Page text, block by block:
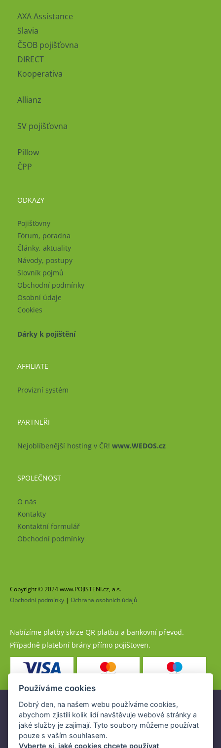
AXA Assistance
Slavia
ČSOB pojišťovna
DIRECT
Kooperativa
Allianz
SV pojišťovna
Pillow
ČPP
ODKAZY
Pojišťovny
Fórum, poradna
Články, aktuality
Návody, postupy
Slovník pojmů
Obchodní podmínky
Osobní údaje
Cookies
Dárky k pojištění
AFFILIATE
Provizní systém
PARTNEŘI
Nejoblíbenější hosting v ČR! www.WEDOS.cz
SPOLEČNOST
O nás
Kontakty
Kontaktní formulář
Obchodní podmínky
Copyright © 2024 www.POJISTENI.cz, a.s.
Obchodní podmínky | Ochrana osobních údajů
Nabízíme platby skrze QR platbu a bankovní převod.
Případně platební brány přímo pojišťoven.
Pojistné produkty jsou nabízeny společností
www.POJISTENI.cz, a.s. na základě platné licence České
národní banky (ČNB).
Licence ČNB umožňuje www.POJISTENI.cz, a.s. poskytovat
Používáme cookies
Dobrý den, na našem webu používáme cookies,
abychom zjistili kolik lidí navštěvuje webové stránky a
jaké služby je zajímají. Tyto soubory můžeme používat
pouze s vaším souhlasem.
Vyberte si, jaké cookies chcete používat